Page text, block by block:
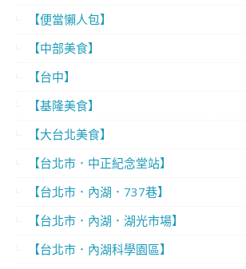
【便當懶人包】
【中部美食】
【台中】
【基隆美食】
【大台北美食】
【台北市．中正紀念堂站】
【台北市．內湖．737巷】
【台北市．內湖．湖光市場】
【台北市．內湖科學園區】